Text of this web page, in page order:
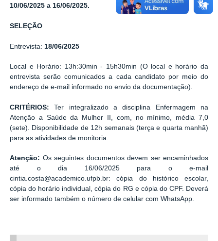
10/06/2025 a 16/06/2025.
SELEÇÃO
Entrevista: 18/06/2025
Local e Horário: 13h:30min - 15h30min (O local e horário da
entrevista serão comunicados a cada candidato por meio do
endereço de e-mail informado no envio da documentação).
CRITÉRIOS: Ter integralizado a disciplina Enfermagem na
Atenção a Saúde da Mulher II, com, no mínimo, média 7,0
(sete). Disponibilidade de 12h semanais (terça e quarta manhã)
para as atividades de monitoria.
Atenção: Os seguintes documentos devem ser encaminhados
até o dia 16/06/2025 para o e-mail
cintia.costa@academico.ufpb.br: cópia do histórico escolar,
cópia do horário individual, cópia do RG e cópia do CPF. Deverá
ser informado também o número de celular com WhatsApp.